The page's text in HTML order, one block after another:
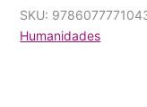
SKU:
Humanidades